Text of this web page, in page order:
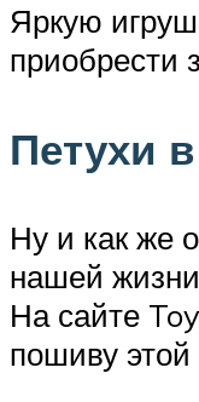
Яркую
приобрести
Петухи
Ну и как же
нашей
На сайте
пошиву